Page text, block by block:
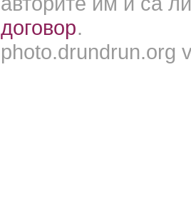
договор.
photo.drundrun.org